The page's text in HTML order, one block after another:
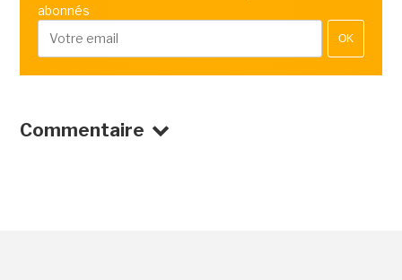
abonnés
OK
Commentaire